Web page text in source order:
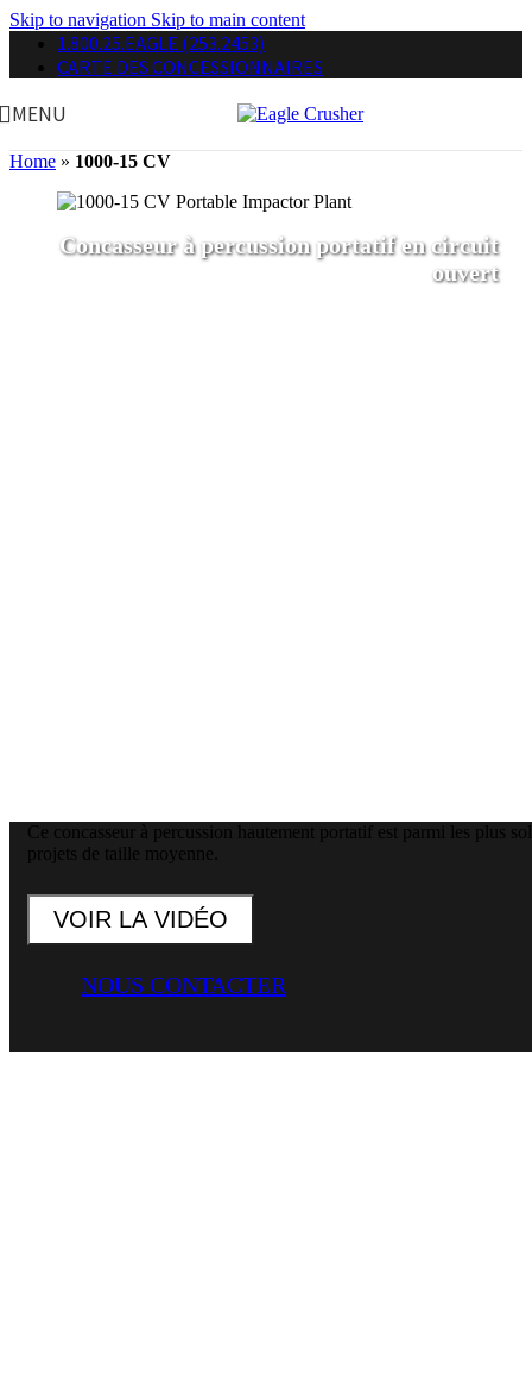
Skip to navigation Skip to main content
1.800.25.EAGLE (253.2453)
CARTE DES CONCESSIONNAIRES
MENU
Home » 1000-15 CV
Concasseur à percussion portatif en circuit
ouvert
Ce concasseur à percussion hautement portatif est parmi les plus
projets de taille moyenne.
VOIR LA VIDÉO
NOUS CONTACTER